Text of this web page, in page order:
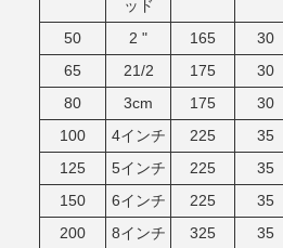
ッド
50 2 " 165 30
65
21/2 175 30
80
3cm 175 30
100
4インチ 225 35
125
5インチ 225 35
150
6インチ 225 35
200
8インチ 325 35